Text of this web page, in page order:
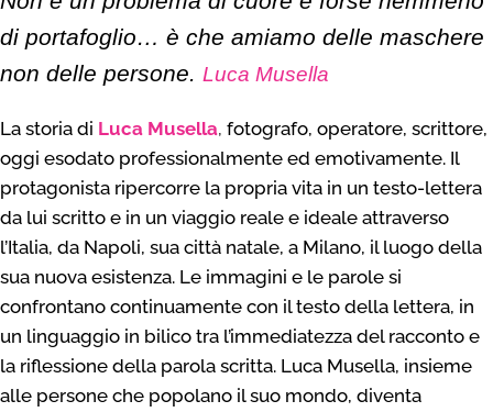
di portafoglio… è che amiamo delle maschere
non delle persone. Luca Musella
La storia di Luca Musella, fotografo, operatore, scrittore,
oggi esodato professionalmente ed emotivamente. Il
protagonista ripercorre la propria vita in un testo-lettera
da lui scritto e in un viaggio reale e ideale attraverso
l’Italia, da Napoli, sua città natale, a Milano, il luogo della
sua nuova esistenza. Le immagini e le parole si
confrontano continuamente con il testo della lettera, in
un linguaggio in bilico tra l’immediatezza del racconto e
la riflessione della parola scritta. Luca Musella, insieme
alle persone che popolano il suo mondo, diventa